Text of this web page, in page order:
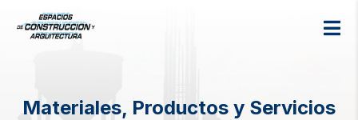
Materiales, Productos y Servicios